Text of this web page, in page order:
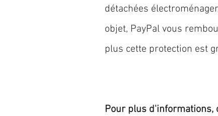
détachées
objet, PayPal vous
plus cette protection est
Pour plus d'informations,